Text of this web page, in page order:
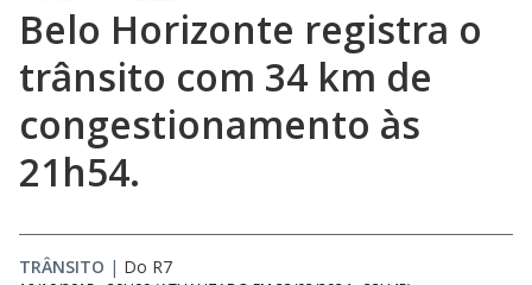
Belo Horizonte registra o
trânsito com 34 km de
congestionamento às
21h54.
TRÂNSITO | Do R7